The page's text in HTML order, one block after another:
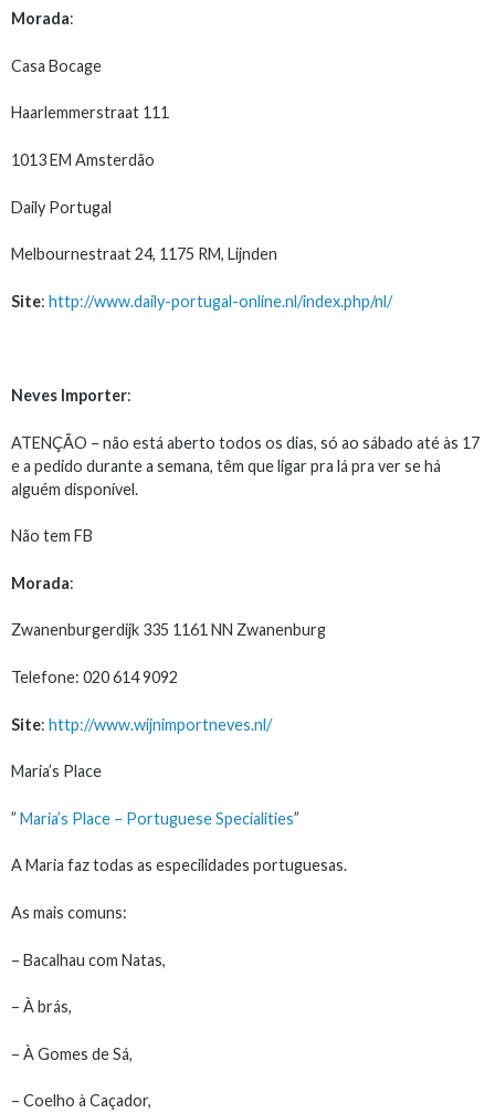
Morada:
Casa Bocage
Haarlemmerstraat 111
1013 EM Amsterdão
Daily Portugal
Melbournestraat 24, 1175 RM, Lijnden
Site: http://www.daily-portugal-online.nl/index.php/nl/
Neves Importer:
ATENÇÃO – não está aberto todos os dias, só ao sábado até às 17
e a pedido durante a semana, têm que ligar pra lá pra ver se há
alguém disponível.
Não tem FB
Morada:
Zwanenburgerdijk 335 1161 NN Zwanenburg
Telefone: 020 614 9092
Site: http://www.wijnimportneves.nl/
Maria’s Place
” Maria’s Place – Portuguese Specialities”
A Maria faz todas as especilidades portuguesas.
As mais comuns:
– Bacalhau com Natas,
– À brás,
– À Gomes de Sá,
– Coelho à Caçador,